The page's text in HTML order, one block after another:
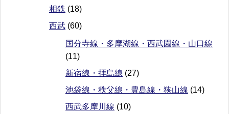
相鉄 (18)
西武 (60)
国分寺線・多摩湖線・西武園線・山口線
(11)
新宿線・拝島線 (27)
池袋線・秩父線・豊島線・狭山線 (14)
西武多摩川線 (10)